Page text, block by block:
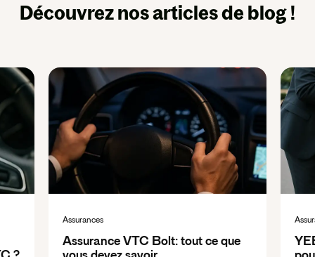
Découvrez nos articles de blog !
Assurances
Assurance VTC Bolt: tout ce que